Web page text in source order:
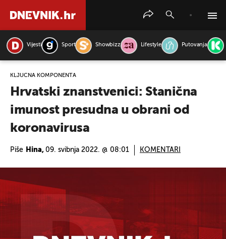
Vijesti Sport Showbizz Lifestyle Putovanja
KLJUČNA KOMPONENTA
Hrvatski znanstvenici: Stanična
imunost presudna u obrani od
koronavirusa
Piše Hina, 09. svibnja 2022. @ 08:01 KOMENTARI
PRETRAŽITE VIJESTI